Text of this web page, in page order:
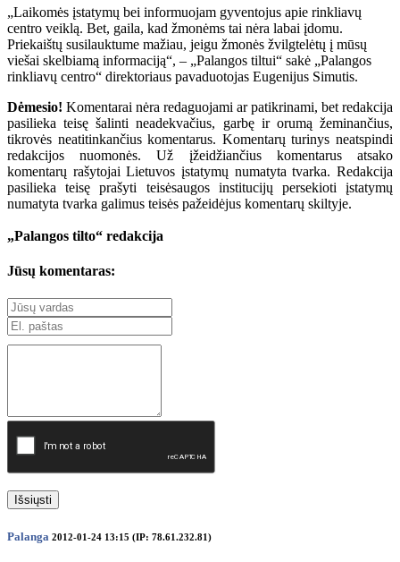
„Laikomės įstatymų bei informuojam gyventojus apie rinkliavų
centro veiklą. Bet, gaila, kad žmonėms tai nėra labai įdomu.
Priekaištų susilauktume mažiau, jeigu žmonės žvilgtelėtų į mūsų
viešai skelbiamą informaciją“, – „Palangos tiltui“ sakė „Palangos
rinkliavų centro“ direktoriaus pavaduotojas Eugenijus Simutis.
Dėmesio! Komentarai nėra redaguojami ar patikrinami, bet redakcija
pasilieka teisę šalinti neadekvačius, garbę ir orumą žeminančius,
tikrovės neatitinkančius komentarus. Komentarų turinys neatspindi
redakcijos nuomonės. Už įžeidžiančius komentarus atsako
komentarų rašytojai Lietuvos įstatymų numatyta tvarka. Redakcija
pasilieka teisę prašyti teisėsaugos institucijų persekioti įstatymų
numatyta tvarka galimus teisės pažeidėjus komentarų skiltyje.
„Palangos tilto“ redakcija
Jūsų komentaras:
Išsiųsti
Palanga 2012-01-24 13:15 (IP: 78.61.232.81)